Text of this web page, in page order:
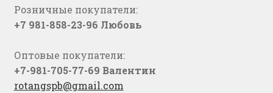
Розничные покупатели:
+7 981-858-23-96 Любовь
Оптовые покупатели:
+7-981-705-77-69 Валентин
rotangspb@gmail.com